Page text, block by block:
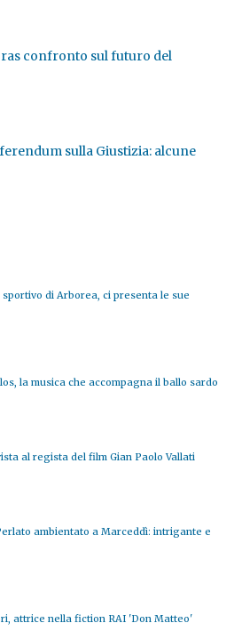
confronto sul futuro del
sulla Giustizia: alcune
di Arborea, ci presenta le sue
la musica che accompagna il ballo sardo
al regista del film Gian Paolo Vallati
ambientato a Marceddì: intrigante e
attrice nella fiction RAI 'Don Matteo'